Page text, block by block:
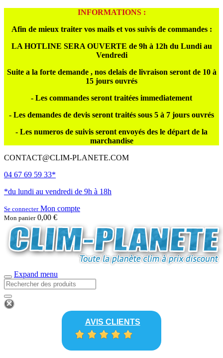
INFORMATIONS :
Afin de mieux traiter vos mails et vos suivis de commandes :
LA HOTLINE SERA OUVERTE de 9h à 12h du Lundi au
Vendredi
Suite a la forte demande , nos delais de livraison seront de 10 à
15 jours ouvrés
- Les commandes seront traitées immediatement
- Les demandes de devis seront traités sous 5 à 7 jours ouvrés
- Les numeros de suivis seront envoyés des le départ de la
marchandise
CONTACT@CLIM-PLANETE.COM
04 67 69 59 33*
*du lundi au vendredi de 9h à 18h
Se connecterMon compte
Mon panier 0,00 €
Expand menu
AVIS CLIENTS